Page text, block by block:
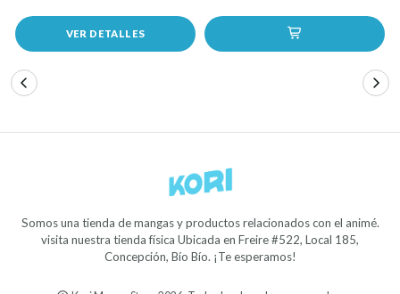
VER DETALLES
Somos una tienda de mangas y productos relacionados con el animé.
visita nuestra tienda física Ubicada en Freire #522, Local 185,
Concepción, Bío Bío. ¡Te esperamos!